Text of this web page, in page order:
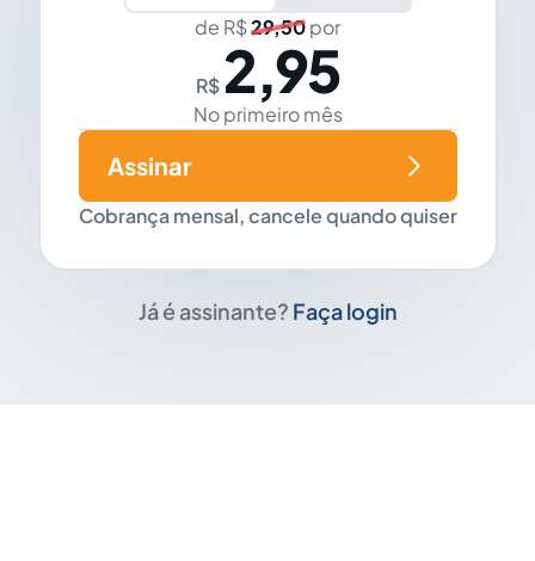
de R$29,50por
R$ 2,95
No primeiro mês
Cobrança mensal, cancele quando quiser
Assinar
Já é assinante? Faça login